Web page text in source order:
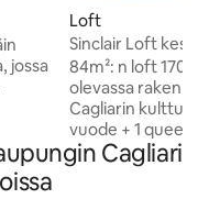
jossa
ja
Loft
Sinclair Loft
freskolla
84m²: n loft
olevassa
Cagliarin
vuode + 1 queen-
🖼️ Unelmoi
freskokaton alla 🚿 2 hienostunutta
Cagliari